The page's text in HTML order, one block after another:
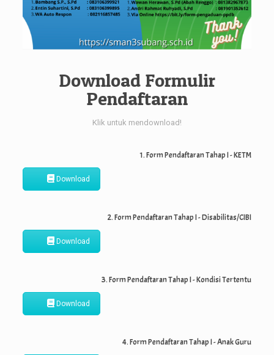
Download Formulir
Pendaftaran
Klik untuk mendownload!
1. Form Pendaftaran Tahap I - KETM
Download
2. Form Pendaftaran Tahap I - Disabilitas/CIBI
Download
3. Form Pendaftaran Tahap I - Kondisi Tertentu
Download
4. Form Pendaftaran Tahap I - Anak Guru